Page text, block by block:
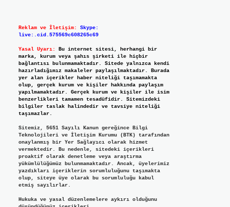
Reklam ve İletişim:
Skype:
live:.cid.575569c608265c69
Yasal Uyarı:
Bu internet sitesi, herhangi bir
marka, kurum veya şahıs şirketi ile hiçbir
bağlantısı bulunmamaktadır. Sitede yalnızca kendi
hazırladığımız makaleler paylaşılmaktadır. Burada
yer alan içerikler haber niteliği taşımamakta
olup, gerçek kurum ve kişiler hakkında paylaşım
yapılmamaktadır. Gerçek kurum ve kişiler ile isim
benzerlikleri tamamen tesadüfidir. Sitemizdeki
bilgiler taslak halindedir ve tavsiye niteliği
taşımazlar.
Sitemiz, 5651 Sayılı Kanun gereğince Bilgi
Teknolojileri ve İletişim Kurumu (BTK) tarafından
onaylanmış bir Yer Sağlayıcı olarak hizmet
vermektedir. Bu nedenle, sitedeki içerikleri
proaktif olarak denetleme veya araştırma
yükümlülüğümüz bulunmamaktadır. Ancak, üyelerimiz
yazdıkları içeriklerin sorumluluğunu taşımakta
olup, siteye üye olarak bu sorumluluğu kabul
etmiş sayılırlar.
Hukuka ve yasal düzenlemelere aykırı olduğunu